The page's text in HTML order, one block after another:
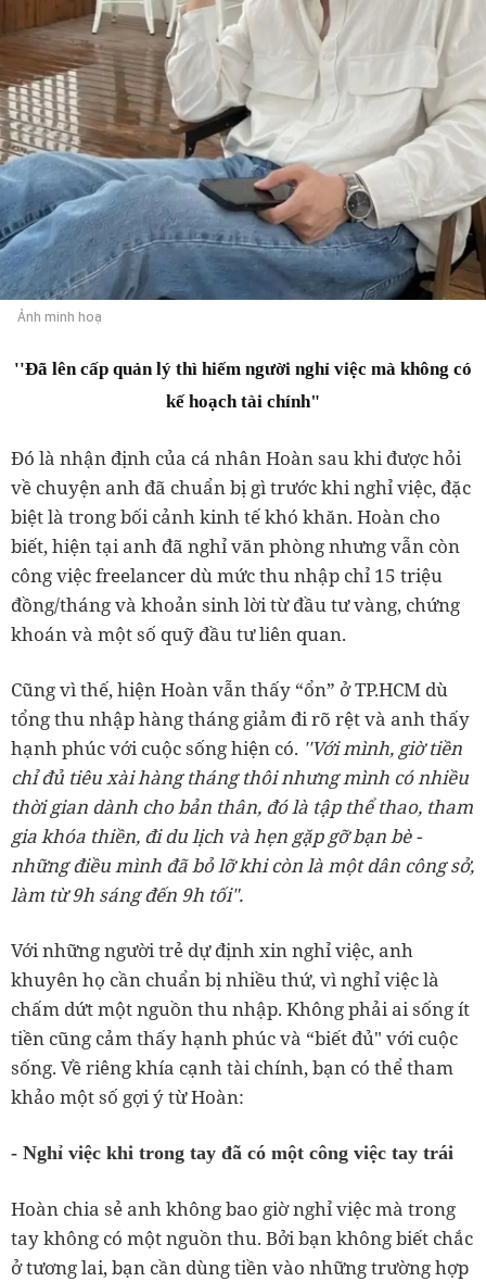
Ảnh minh hoạ
''Đã lên cấp quản lý thì hiếm người nghỉ việc mà không có
kế hoạch tài chính"
Đó là nhận định của cá nhân Hoàn sau khi được hỏi
về chuyện anh đã chuẩn bị gì trước khi nghỉ việc, đặc
biệt là trong bối cảnh kinh tế khó khăn. Hoàn cho
biết, hiện tại anh đã nghỉ văn phòng nhưng vẫn còn
công việc freelancer dù mức thu nhập chỉ 15 triệu
đồng/tháng và khoản sinh lời từ đầu tư vàng, chứng
khoán và một số quỹ đầu tư liên quan.
Cũng vì thế, hiện Hoàn vẫn thấy “ổn” ở TP.HCM dù
tổng thu nhập hàng tháng giảm đi rõ rệt và anh thấy
hạnh phúc với cuộc sống hiện có. ''Với mình, giờ tiền
chỉ đủ tiêu xài hàng tháng thôi nhưng mình có nhiều
thời gian dành cho bản thân, đó là tập thể thao, tham
gia khóa thiền, đi du lịch và hẹn gặp gỡ bạn bè -
những điều mình đã bỏ lỡ khi còn là một dân công sở,
làm từ 9h sáng đến 9h tối".
Với những người trẻ dự định xin nghỉ việc, anh
khuyên họ cần chuẩn bị nhiều thứ, vì nghỉ việc là
chấm dứt một nguồn thu nhập. Không phải ai sống ít
tiền cũng cảm thấy hạnh phúc và “biết đủ" với cuộc
sống. Về riêng khía cạnh tài chính, bạn có thể tham
khảo một số gợi ý từ Hoàn:
- Nghỉ việc khi trong tay đã có một công việc tay trái
Hoàn chia sẻ anh không bao giờ nghỉ việc mà trong
tay không có một nguồn thu. Bởi bạn không biết chắc
ở tương lai, bạn cần dùng tiền vào những trường hợp